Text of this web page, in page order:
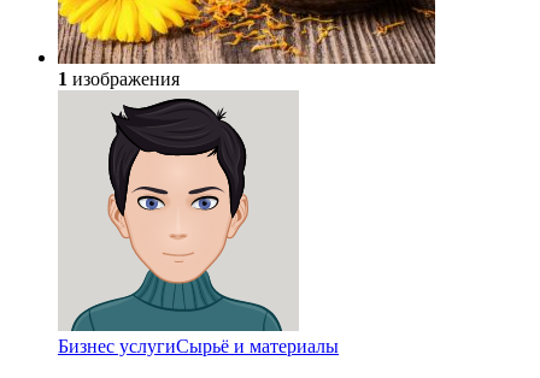
1 изображения
Бизнес услугиСырьё и материалы